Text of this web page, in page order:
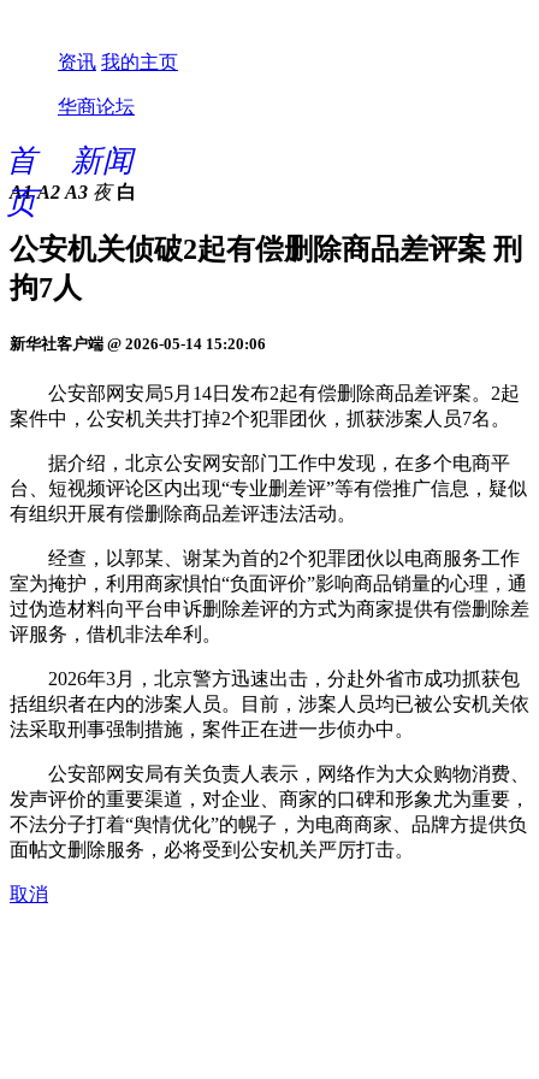
资讯 我的主页
华商论坛
首
页
新闻
A1 A2 A3 夜 白
公安机关侦破2起有偿删除商品差评案 刑
拘7人
新华社客户端 @ 2026-05-14 15:20:06
公安部网安局5月14日发布2起有偿删除商品差评案。2起
案件中，公安机关共打掉2个犯罪团伙，抓获涉案人员7名。
据介绍，北京公安网安部门工作中发现，在多个电商平
台、短视频评论区内出现“专业删差评”等有偿推广信息，疑似
有组织开展有偿删除商品差评违法活动。
经查，以郭某、谢某为首的2个犯罪团伙以电商服务工作
室为掩护，利用商家惧怕“负面评价”影响商品销量的心理，通
过伪造材料向平台申诉删除差评的方式为商家提供有偿删除差
评服务，借机非法牟利。
2026年3月，北京警方迅速出击，分赴外省市成功抓获包
括组织者在内的涉案人员。目前，涉案人员均已被公安机关依
法采取刑事强制措施，案件正在进一步侦办中。
公安部网安局有关负责人表示，网络作为大众购物消费、
发声评价的重要渠道，对企业、商家的口碑和形象尤为重要，
不法分子打着“舆情优化”的幌子，为电商商家、品牌方提供负
面帖文删除服务，必将受到公安机关严厉打击。
取消